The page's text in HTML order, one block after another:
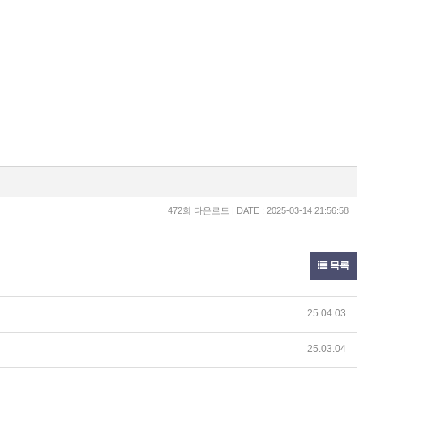
472회 다운로드 | DATE : 2025-03-14 21:56:58
목록
25.04.03
25.03.04